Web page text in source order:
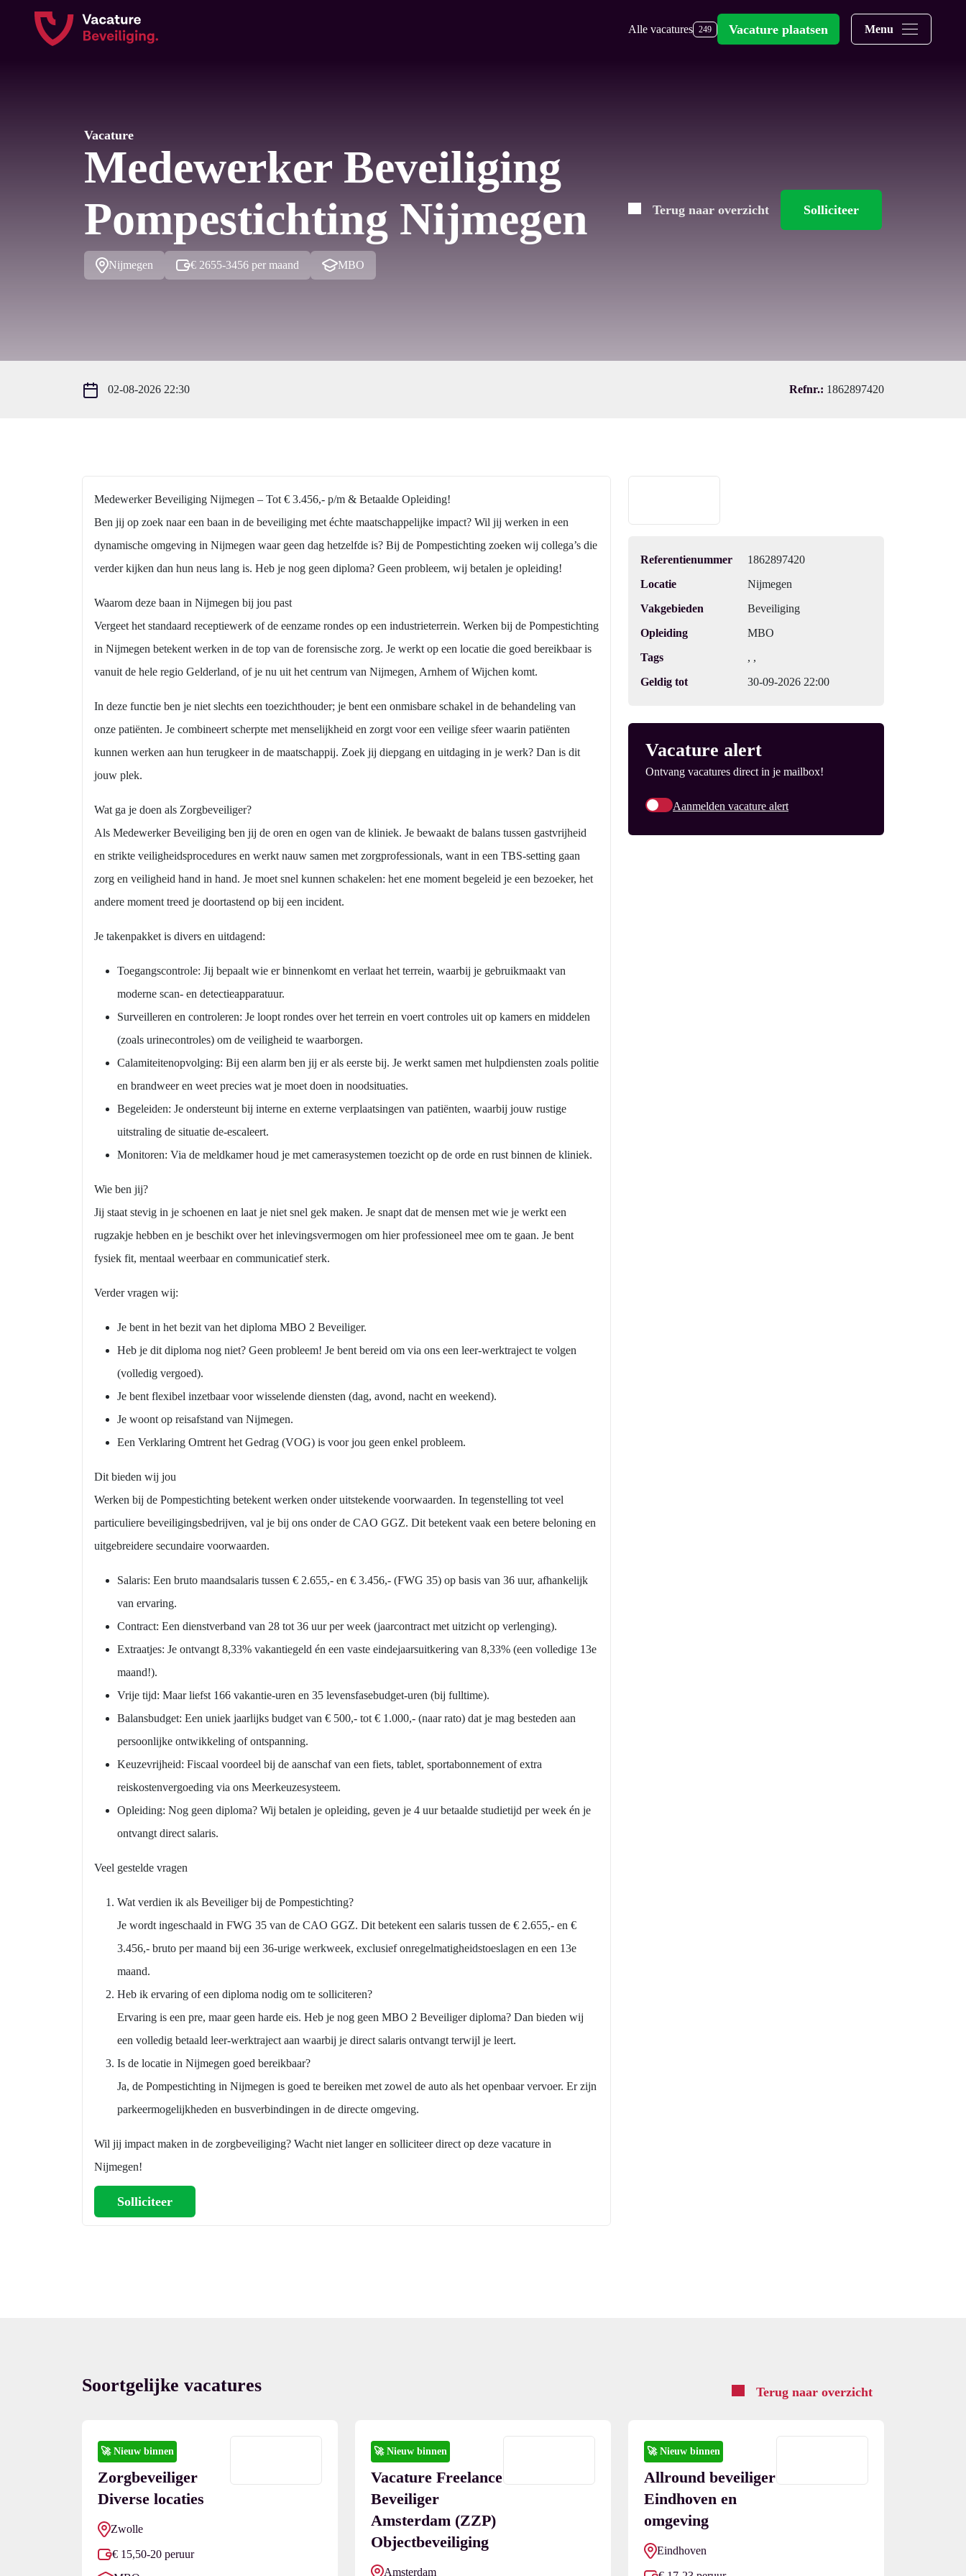
Alle vacatures 249 Vacature plaatsen Menu
Vacature
Medewerker Beveiliging
Pompestichting Nijmegen
Nijmegen € 2655-3456 per maand MBO
Terug naar overzicht Solliciteer
02-08-2026 22:30 Refnr.: 1862897420
Medewerker Beveiliging Nijmegen – Tot € 3.456,- p/m & Betaalde Opleiding!
Ben jij op zoek naar een baan in de beveiliging met échte maatschappelijke impact? Wil jij werken in een
dynamische omgeving in Nijmegen waar geen dag hetzelfde is? Bij de Pompestichting zoeken wij collega’s die
verder kijken dan hun neus lang is. Heb je nog geen diploma? Geen probleem, wij betalen je opleiding!
Waarom deze baan in Nijmegen bij jou past
Vergeet het standaard receptiewerk of de eenzame rondes op een industrieterrein. Werken bij de Pompestichting
in Nijmegen betekent werken in de top van de forensische zorg. Je werkt op een locatie die goed bereikbaar is
vanuit de hele regio Gelderland, of je nu uit het centrum van Nijmegen, Arnhem of Wijchen komt.
In deze functie ben je niet slechts een toezichthouder; je bent een onmisbare schakel in de behandeling van
onze patiënten. Je combineert scherpte met menselijkheid en zorgt voor een veilige sfeer waarin patiënten
kunnen werken aan hun terugkeer in de maatschappij. Zoek jij diepgang en uitdaging in je werk? Dan is dit
jouw plek.
Wat ga je doen als Zorgbeveiliger?
Als Medewerker Beveiliging ben jij de oren en ogen van de kliniek. Je bewaakt de balans tussen gastvrijheid
en strikte veiligheidsprocedures en werkt nauw samen met zorgprofessionals, want in een TBS-setting gaan
zorg en veiligheid hand in hand. Je moet snel kunnen schakelen: het ene moment begeleid je een bezoeker, het
andere moment treed je doortastend op bij een incident.
Je takenpakket is divers en uitdagend:
Toegangscontrole: Jij bepaalt wie er binnenkomt en verlaat het terrein, waarbij je gebruikmaakt van
moderne scan- en detectieapparatuur.
Surveilleren en controleren: Je loopt rondes over het terrein en voert controles uit op kamers en middelen
(zoals urinecontroles) om de veiligheid te waarborgen.
Calamiteitenopvolging: Bij een alarm ben jij er als eerste bij. Je werkt samen met hulpdiensten zoals politie
en brandweer en weet precies wat je moet doen in noodsituaties.
Begeleiden: Je ondersteunt bij interne en externe verplaatsingen van patiënten, waarbij jouw rustige
uitstraling de situatie de-escaleert.
Monitoren: Via de meldkamer houd je met camerasystemen toezicht op de orde en rust binnen de kliniek.
Wie ben jij?
Jij staat stevig in je schoenen en laat je niet snel gek maken. Je snapt dat de mensen met wie je werkt een
rugzakje hebben en je beschikt over het inlevingsvermogen om hier professioneel mee om te gaan. Je bent
fysiek fit, mentaal weerbaar en communicatief sterk.
Verder vragen wij:
Je bent in het bezit van het diploma MBO 2 Beveiliger.
Heb je dit diploma nog niet? Geen probleem! Je bent bereid om via ons een leer-werktraject te volgen
(volledig vergoed).
Je bent flexibel inzetbaar voor wisselende diensten (dag, avond, nacht en weekend).
Je woont op reisafstand van Nijmegen.
Een Verklaring Omtrent het Gedrag (VOG) is voor jou geen enkel probleem.
Dit bieden wij jou
Werken bij de Pompestichting betekent werken onder uitstekende voorwaarden. In tegenstelling tot veel
particuliere beveiligingsbedrijven, val je bij ons onder de CAO GGZ. Dit betekent vaak een betere beloning en
uitgebreidere secundaire voorwaarden.
Salaris: Een bruto maandsalaris tussen € 2.655,- en € 3.456,- (FWG 35) op basis van 36 uur, afhankelijk
van ervaring.
Contract: Een dienstverband van 28 tot 36 uur per week (jaarcontract met uitzicht op verlenging).
Extraatjes: Je ontvangt 8,33% vakantiegeld én een vaste eindejaarsuitkering van 8,33% (een volledige 13e
maand!).
Vrije tijd: Maar liefst 166 vakantie-uren en 35 levensfasebudget-uren (bij fulltime).
Balansbudget: Een uniek jaarlijks budget van € 500,- tot € 1.000,- (naar rato) dat je mag besteden aan
persoonlijke ontwikkeling of ontspanning.
Keuzevrijheid: Fiscaal voordeel bij de aanschaf van een fiets, tablet, sportabonnement of extra
reiskostenvergoeding via ons Meerkeuzesysteem.
Opleiding: Nog geen diploma? Wij betalen je opleiding, geven je 4 uur betaalde studietijd per week én je
ontvangt direct salaris.
Veel gestelde vragen
Wat verdien ik als Beveiliger bij de Pompestichting?
Je wordt ingeschaald in FWG 35 van de CAO GGZ. Dit betekent een salaris tussen de € 2.655,- en €
3.456,- bruto per maand bij een 36-urige werkweek, exclusief onregelmatigheidstoeslagen en een 13e
maand.
Heb ik ervaring of een diploma nodig om te solliciteren?
Ervaring is een pre, maar geen harde eis. Heb je nog geen MBO 2 Beveiliger diploma? Dan bieden wij
een volledig betaald leer-werktraject aan waarbij je direct salaris ontvangt terwijl je leert.
Is de locatie in Nijmegen goed bereikbaar?
Ja, de Pompestichting in Nijmegen is goed te bereiken met zowel de auto als het openbaar vervoer. Er zijn
parkeermogelijkheden en busverbindingen in de directe omgeving.
Wil jij impact maken in de zorgbeveiliging? Wacht niet langer en solliciteer direct op deze vacature in
Nijmegen!
Solliciteer
Referentienummer
1862897420
Locatie
Nijmegen
Vakgebieden
Beveiliging
Opleiding
MBO
Tags
, ,
Geldig tot
30-09-2026 22:00
Vacature alert
Ontvang vacatures direct in je mailbox!
Aanmelden vacature alert
Soortgelijke vacatures Terug naar overzicht
🚀Nieuw binnen
Zorgbeveiliger
Diverse locaties
Zwolle
€ 15,50-20 peruur
🚀Nieuw binnen
Vacature Freelance
Beveiliger
Amsterdam (ZZP)
Objectbeveiliging
Amsterdam
🚀Nieuw binnen
Allround beveiliger
Eindhoven en
omgeving
Eindhoven
Ontvang vacatures direct in je mailbox
Naam